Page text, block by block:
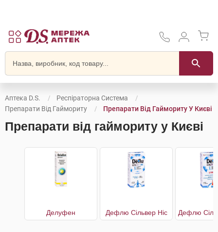
Аптека D.S.
Респіраторна Система
Препарати Від Гаймориту
Препарати Від Гаймориту У Києві
Препарати від гаймориту у Києві
Делуфен Дефлю Сільвер Ніс